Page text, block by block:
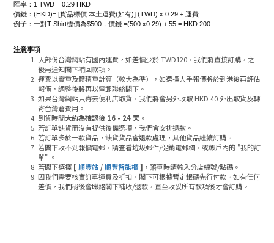
匯率：1 TWD = 0.29 HKD
價錢：(HKD)= [貨品標價 本土運費(如有)] (TWD) x 0.29 + 運費
例子：一對T-Shirt標價為$500，價錢 =(500 x0.29) + 55 = HKD 200
注意事項
大部份台灣網站有國內運費，如差價少於 TWD120，我們將直接訂購，之
後再通知閣下補回款項。
運費以實重及體積重計算（較大為準），如選擇人手報價將於到港後再評估
報價，調整後將再以電郵聯絡閣下。
如果台灣網站只寄去便利店取貨，我們將會另外收取 HKD 40 外出取貨及轉
寄台灣倉費用。
到貨時間大約為確認後 16 - 24 天 。
若訂單缺貨而沒有提供後備選項，我們會安排退款。
若訂單多於一款貨品，缺貨貨品會退款處理，其他貨品繼續訂購。
若閣下收不到報價電郵，請查看垃圾郵件/促銷電郵欄，或帳戶內的 "我的訂
單" 。
若閣下選擇 [ 順豐站 /順豐智能櫃] ，落單時請輸入分店編號/點碼。
因我們需要核實訂單運費及折扣，閣下可根據暫定銀碼先行付款。如有任何
差價，我們稍後會聯絡閣下補收/退款，直至收妥所有款項後才會訂購。